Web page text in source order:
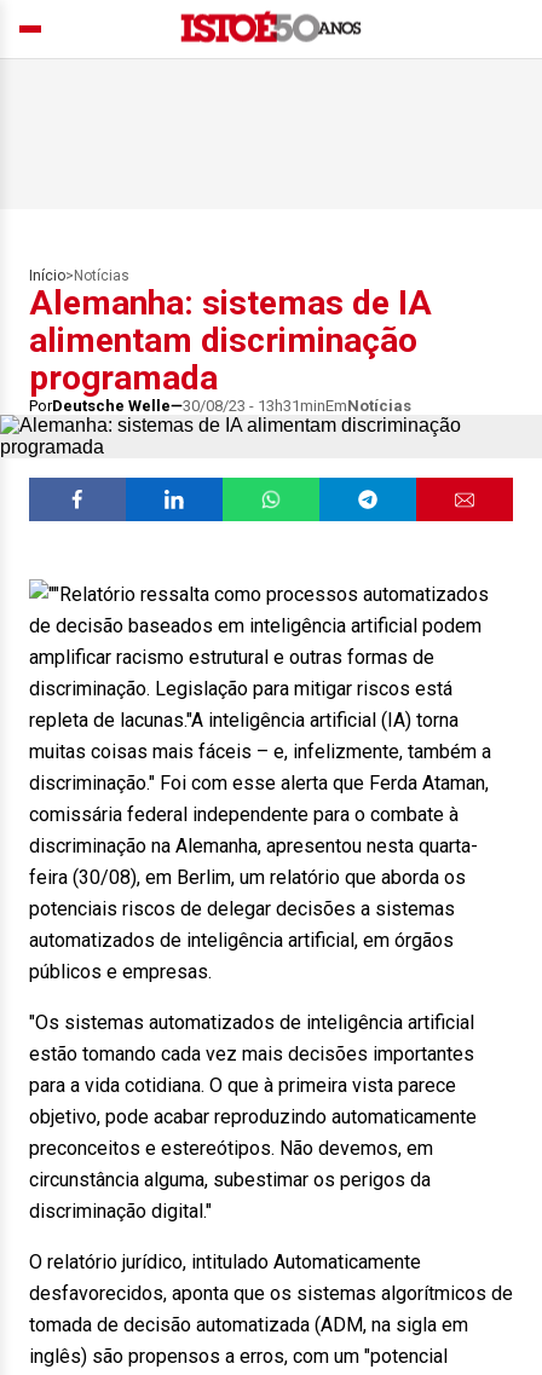
Início> Notícias
Alemanha: sistemas de IA
alimentam discriminação
programada
PorDeutsche Welle 30/08/23 - 13h31minEmNotícias
Relatório ressalta como processos automatizados
de decisão baseados em inteligência artificial podem
amplificar racismo estrutural e outras formas de
discriminação. Legislação para mitigar riscos está
repleta de lacunas."A inteligência artificial (IA) torna
muitas coisas mais fáceis – e, infelizmente, também a
discriminação." Foi com esse alerta que Ferda Ataman,
comissária federal independente para o combate à
discriminação na Alemanha, apresentou nesta quarta-
feira (30/08), em Berlim, um relatório que aborda os
potenciais riscos de delegar decisões a sistemas
automatizados de inteligência artificial, em órgãos
públicos e empresas.
"Os sistemas automatizados de inteligência artificial
estão tomando cada vez mais decisões importantes
para a vida cotidiana. O que à primeira vista parece
objetivo, pode acabar reproduzindo automaticamente
preconceitos e estereótipos. Não devemos, em
circunstância alguma, subestimar os perigos da
discriminação digital."
O relatório jurídico, intitulado Automaticamente
desfavorecidos, aponta que os sistemas algorítmicos de
tomada de decisão automatizada (ADM, na sigla em
inglês) são propensos a erros, com um "potencial